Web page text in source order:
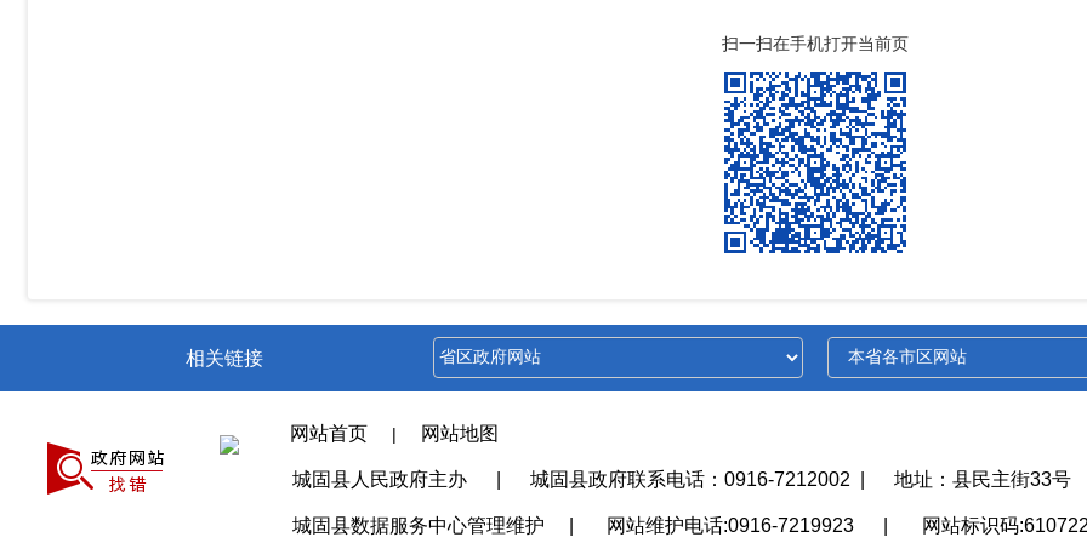
扫一扫在手机打开当前页
相关链接
网站首页 | 网站地图
城固县人民政府主办 城固县政府联系电话：0916-7212002 地址：县民主街33号
城固县数据服务中心管理维护 网站维护电话:0916-7219923 网站标识码